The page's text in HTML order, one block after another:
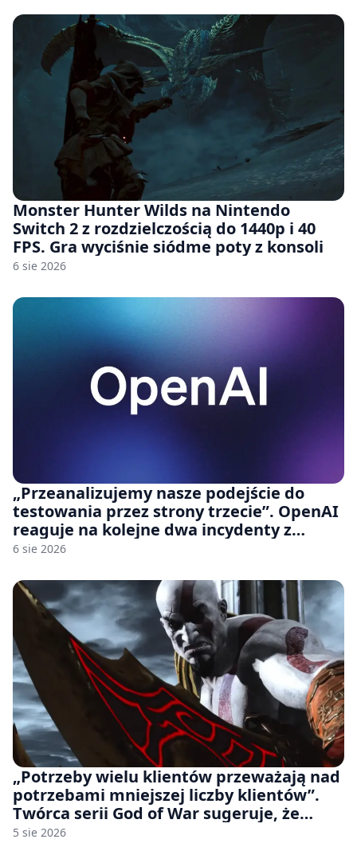
Monster Hunter Wilds na Nintendo
Switch 2 z rozdzielczością do 1440p i 40
FPS. Gra wyciśnie siódme poty z konsoli
6 sie 2026
„Przeanalizujemy nasze podejście do
testowania przez strony trzecie”. OpenAI
reaguje na kolejne dwa incydenty z
udziałem autorskich modeli
6 sie 2026
„Potrzeby wielu klientów przeważają nad
potrzebami mniejszej liczby klientów”.
Twórca serii God of War sugeruje, że
rozumie, dlaczego Sony rezygnuje z gier
5 sie 2026